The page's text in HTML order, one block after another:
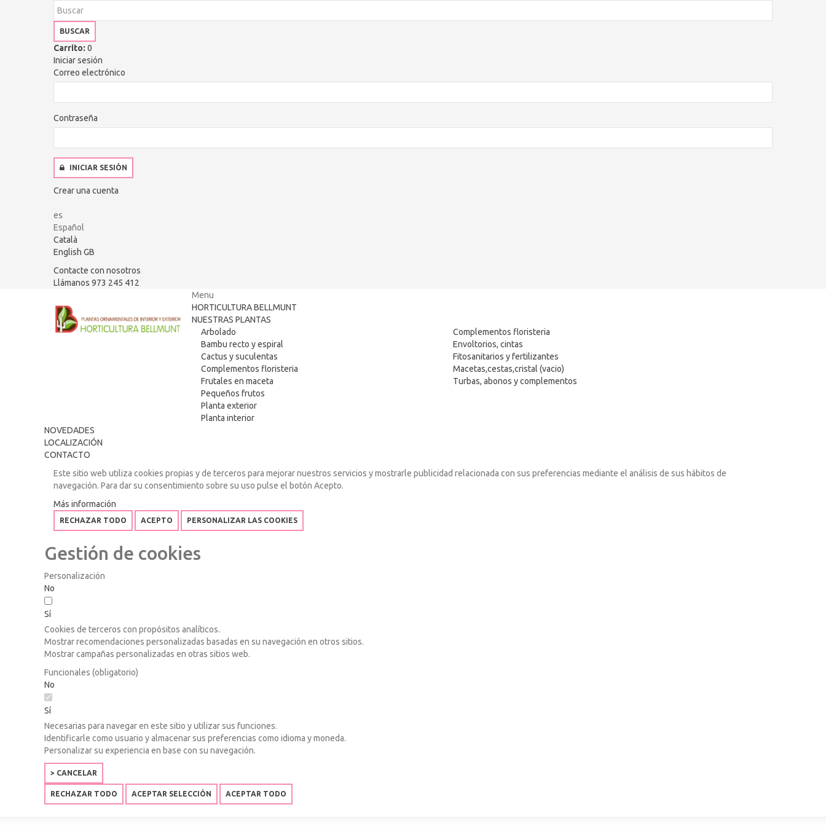
BUSCAR
Carrito: 0
Iniciar sesión
Correo electrónico
Contraseña
INICIAR SESIÓN
Crear una cuenta
es
Español
Català
English GB
Contacte con nosotros
Llámanos 973 245 412
Menu
HORTICULTURA BELLMUNT
NUESTRAS PLANTAS
Arbolado
Bambu recto y espiral
Cactus y suculentas
Complementos floristeria
Frutales en maceta
Pequeños frutos
Planta exterior
Planta interior
Complementos floristeria
Envoltorios, cintas
Fitosanitarios y fertilizantes
Macetas,cestas,cristal (vacio)
Turbas, abonos y complementos
NOVEDADES
LOCALIZACIÓN
CONTACTO
Este sitio web utiliza cookies propias y de terceros para mejorar nuestros servicios y mostrarle publicidad relacionada con sus preferencias mediante el análisis de sus hábitos de
navegación. Para dar su consentimiento sobre su uso pulse el botón Acepto.
Más información
RECHAZAR TODO ACEPTO PERSONALIZAR LAS COOKIES
Gestión de cookies
Personalización
No
Sí
Cookies de terceros con propósitos analíticos.
Mostrar recomendaciones personalizadas basadas en su navegación en otros sitios.
Mostrar campañas personalizadas en otras sitios web.
Funcionales (obligatorio)
No
Sí
Necesarias para navegar en este sitio y utilizar sus funciones.
Identificarle como usuario y almacenar sus preferencias como idioma y moneda.
Personalizar su experiencia en base con su navegación.
> CANCELAR
RECHAZAR TODO ACEPTAR SELECCIÓN ACEPTAR TODO